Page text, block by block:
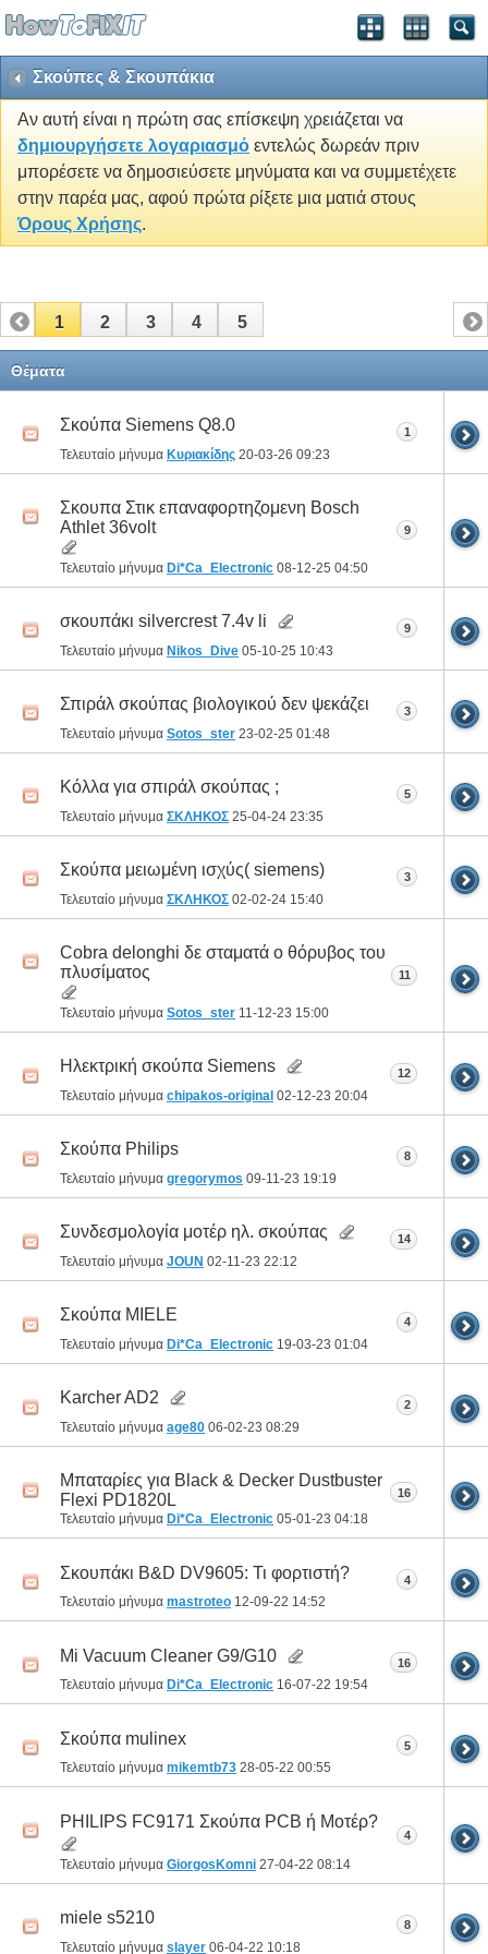
Σκούπες & Σκουπάκια
Αν αυτή είναι η πρώτη σας επίσκεψη χρειάζεται να
δημιουργήσετε λογαριασμό εντελώς δωρεάν πριν
μπορέσετε να δημοσιεύσετε μηνύματα και να συμμετέχετε
στην παρέα μας, αφού πρώτα ρίξετε μια ματιά στους
Όρους Χρήσης.
1 2 3 4 5
Θέματα
Σκούπα Siemens Q8.0
Τελευταίο μήνυμα Κυριακίδης 20-03-26 09:23
1
Σκουπα Στικ επαναφορτηζομενη Bosch
Athlet 36volt
Τελευταίο μήνυμα Di*Ca_Electronic 08-12-25 04:50
9
σκουπάκι silvercrest 7.4v li
Τελευταίο μήνυμα Nikos_Dive 05-10-25 10:43
9
Σπιράλ σκούπας βιολογικού δεν ψεκάζει
Τελευταίο μήνυμα Sotos_ster 23-02-25 01:48
3
Κόλλα για σπιράλ σκούπας ;
Τελευταίο μήνυμα ΣΚΛΗΚΟΣ 25-04-24 23:35
5
Σκούπα μειωμένη ισχύς( siemens)
Τελευταίο μήνυμα ΣΚΛΗΚΟΣ 02-02-24 15:40
3
Cobra delonghi δε σταματά ο θόρυβος του
πλυσίματος
Τελευταίο μήνυμα Sotos_ster 11-12-23 15:00
11
Ηλεκτρική σκούπα Siemens
Τελευταίο μήνυμα chipakos-original 02-12-23 20:04
12
Σκούπα Philips
Τελευταίο μήνυμα gregorymos 09-11-23 19:19
8
Συνδεσμολογία μοτέρ ηλ. σκούπας
Τελευταίο μήνυμα JOUN 02-11-23 22:12
14
Σκούπα MIELE
Τελευταίο μήνυμα Di*Ca_Electronic 19-03-23 01:04
4
Karcher AD2
Τελευταίο μήνυμα age80 06-02-23 08:29
2
Μπαταρίες για Black & Decker Dustbuster
Flexi PD1820L
Τελευταίο μήνυμα Di*Ca_Electronic 05-01-23 04:18
16
Σκουπάκι B&D DV9605: Τι φορτιστή?
Τελευταίο μήνυμα mastroteo 12-09-22 14:52
4
Mi Vacuum Cleaner G9/G10
Τελευταίο μήνυμα Di*Ca_Electronic 16-07-22 19:54
16
Σκούπα mulinex
Τελευταίο μήνυμα mikemtb73 28-05-22 00:55
5
PHILIPS FC9171 Σκούπα PCB ή Μοτέρ?
Τελευταίο μήνυμα GiorgosKomni 27-04-22 08:14
4
miele s5210
Τελευταίο μήνυμα slayer 06-04-22 10:18
8